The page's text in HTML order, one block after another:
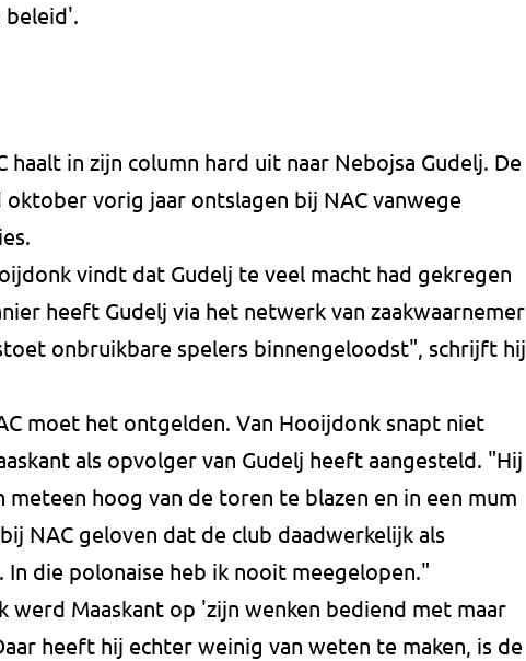
beleid'.
haalt in zijn column hard uit naar Nebojsa Gudelj. De
vorig jaar ontslagen bij NAC vanwege
vindt dat Gudelj te veel macht had gekregen
heeft Gudelj via het netwerk van zaakwaarnemer
onbruikbare spelers binnengeloodst", schrijft hij
moet het ontgelden. Van Hooijdonk snapt niet
als opvolger van Gudelj heeft aangesteld. "Hij
meteen hoog van de toren te blazen en in een mum
NAC geloven dat de club daadwerkelijk als
die polonaise heb ik nooit meegelopen."
werd Maaskant op 'zijn wenken bediend met maar
heeft hij echter weinig van weten te maken, is de